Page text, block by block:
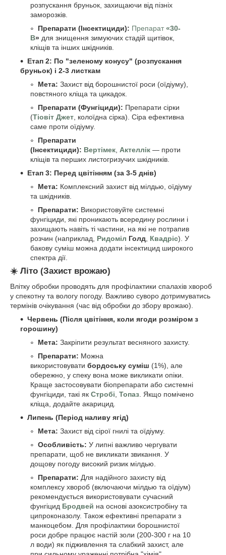
розпускання бруньок, захищаючи від пізніх
заморозків.
Препарати (Інсектициди): Препарат«30-
В» для знищення зимуючих стадій щитівок,
кліщів та інших шкідників.
Етап 2: По "зеленому конусу" (розпускання
бруньок) і 2-3 листкам
Мета: Захист від борошнистої роси (оїдіуму),
повстяного кліща та цикадок.
Препарати (Фунгіциди): Препарати сірки
(Тіовіт Джет , колоїдна сірка). Сіра ефективна
саме проти оїдіуму.
Препарати
(Інсектициди): Вертімек Актеллік — проти
кліщів та перших листогризучих шкідників.
Етап 3: Перед цвітінням (за 3-5 днів)
Мета: Комплексний захист від мілдью, оїдіуму
та шкідників.
Препарати: Використовуйте системні
фунгіциди, які проникають всередину рослини і
захищають навіть ті частини, на які не потрапив
розчин (наприклад, Ридоміл Голд Квадріс). У
бакову суміш можна додати інсектицид широкого
спектра дії.
☀️ Літо (Захист врожаю)
Влітку обробки проводять для профілактики спалахів хвороб
у спекотну та вологу погоду. Важливо суворо дотримуватись
термінів очікування (час від обробки до збору врожаю).
Червень (Після цвітіння, коли ягоди розміром з
горошину)
Мета: Закріпити результат весняного захисту.
Препарати: Можна
використовувати бордоську суміш (1%), але
обережно, у спеку вона може викликати опіки.
Краще застосовувати біопрепарати або системні
фунгіциди, такі як Стробі Топаз . Якщо помічено
кліща, додайте акарицид.
Липень (Період наливу ягід)
Мета: Захист від сірої гнилі та оїдіуму.
Особливість: У липні важливо чергувати
препарати, щоб не викликати звикання. У
дощову погоду високий ризик мілдью.
Препарати: Для надійного захисту від
комплексу хвороб (включаючи мілдью та оїдіум)
рекомендується використовувати сучасний
фунгіцид Бродвей на основі азоксистробіну та
ципроконазолу. Також ефективні препарати з
манкоцебом. Для профілактики борошнистої
роси добре працює настій золи (200-300 г на 10
л води) як підживлення та слабкий захист, але